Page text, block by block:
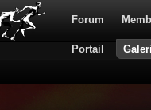
Forum
Portail